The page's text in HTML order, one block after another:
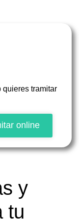
quieres tramitar
online
y
tu